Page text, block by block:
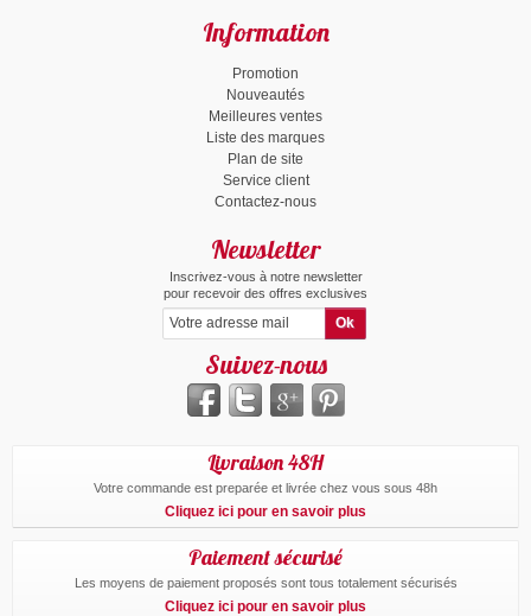
Information
Promotion
Nouveautés
Meilleures ventes
Liste des marques
Plan de site
Service client
Contactez-nous
Newsletter
Inscrivez-vous à notre newsletter
pour recevoir des offres exclusives
Suivez-nous
Livraison 48H
Votre commande est preparée et livrée chez vous sous 48h
Cliquez ici pour en savoir plus
Paiement sécurisé
Les moyens de paiement proposés sont tous totalement sécurisés
Cliquez ici pour en savoir plus